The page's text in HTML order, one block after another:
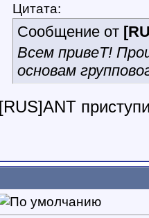
Цитата:
Сообщение от
Всем привеТ!
основам
[RUS]ANT